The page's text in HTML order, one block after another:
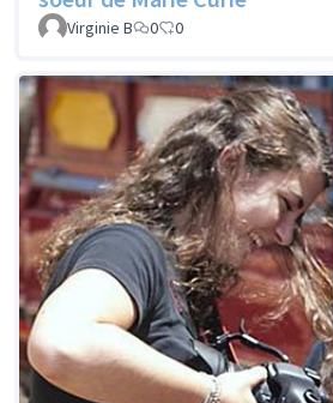
Virginie B 0 0